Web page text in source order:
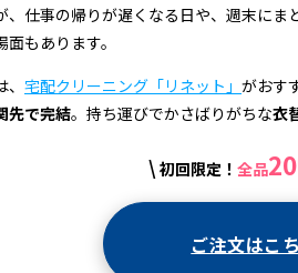
、仕事の帰りが遅くなる日や、週末にま
面もあります。
宅配クリーニング「リネット」 がおす
先で完結。持ち運びでかさばりがちな衣
\ 初回限定！ 全品
ご注文はこ